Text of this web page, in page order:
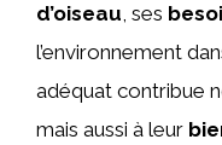
d’oiseau, ses
l’environnement
adéquat contribue
mais aussi à leur